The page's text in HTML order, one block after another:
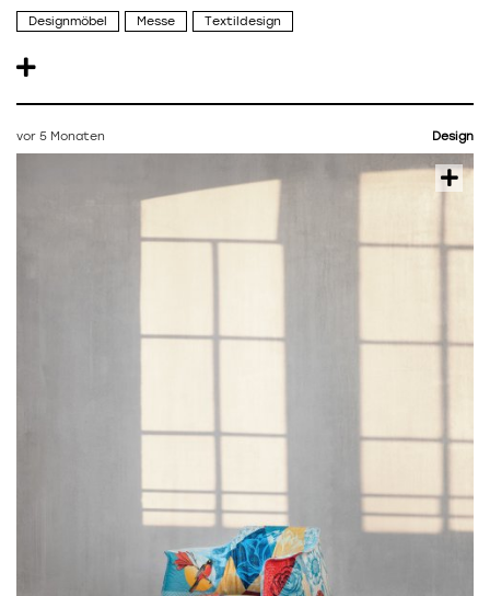
Designmöbel Messe Textildesign
vor 5 Monaten Design